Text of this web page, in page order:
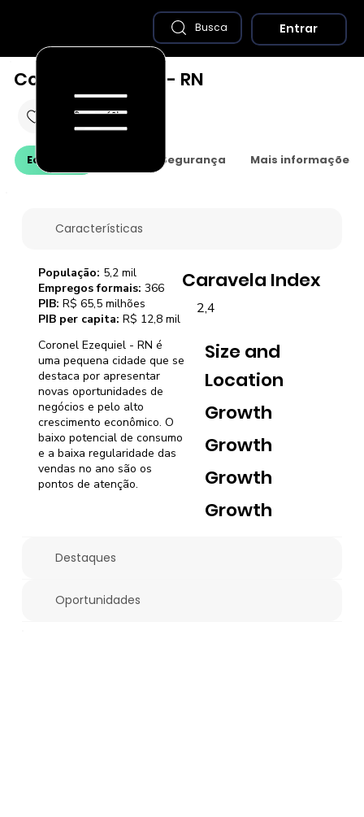
Características
Coronel Ezequiel - RN é
uma pequena cidade que se
destaca por apresentar
novas oportunidades de
negócios e pelo alto
crescimento econômico. O
baixo potencial de consumo
e a baixa regularidade das
vendas no ano são os
pontos de atenção.
Caravela Index
2,4
Size and
Location
Growth
Growth
Growth
Growth
População: 5,2 mil
Empregos formais: 366
PIB: R$ 65,5 milhões
PIB per capita: R$ 12,8 mil
Destaques
Oportunidades
Economia Saúde e Segurança Mais informações
Coronel Ezequiel - RN
Busca Entrar